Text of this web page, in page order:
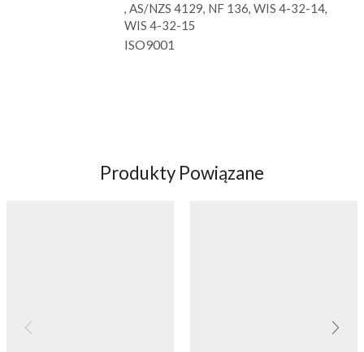
, AS/NZS 4129, NF 136, WIS 4-32-14,
WIS 4-32-15
ISO9001
Produkty Powiązane